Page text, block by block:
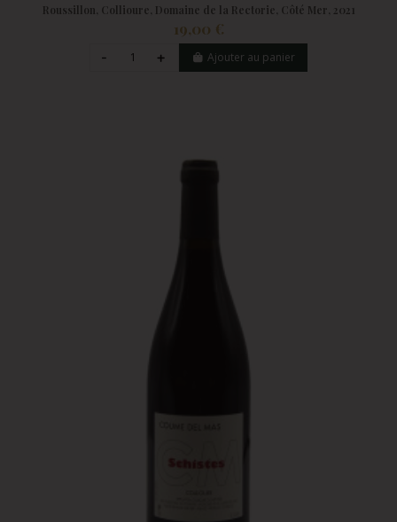
Roussillon, Collioure, Domaine de la Rectorie, Côté Mer, 2021
19,00 €
Ajouter au panier